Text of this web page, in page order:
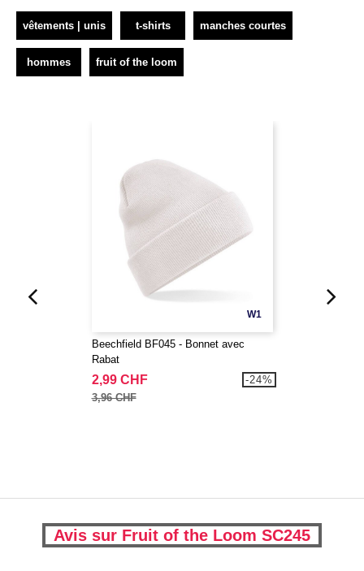
vêtements | unis t-shirts manches courtes
hommes fruit of the loom
W1
Beechfield BF045 - Bonnet avec
Rabat
2,99 CHF
3,96 CHF
-24%
Avis sur Fruit of the Loom SC245